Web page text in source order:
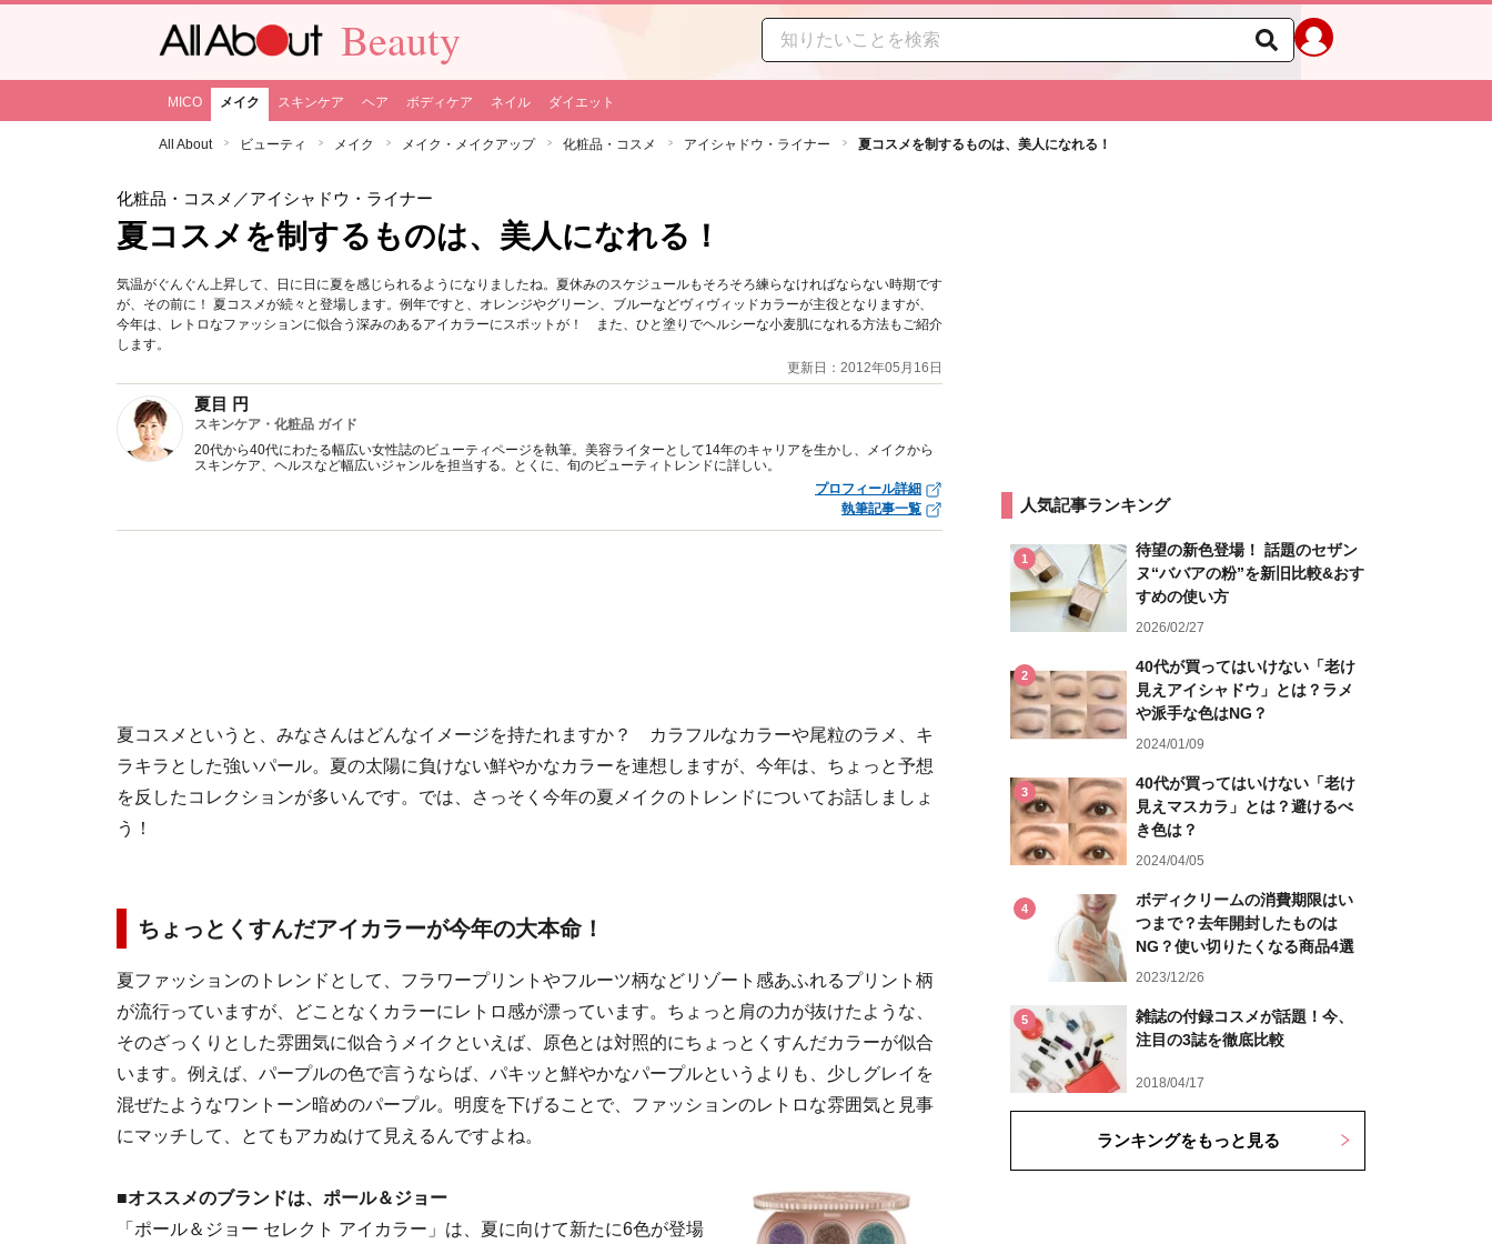
Beauty
MICO メイク スキンケア ヘア ボディケア ネイル ダイエット
All About ビューティ メイク メイク・メイクアップ 化粧品・コスメ アイシャドウ・ライナー 夏コスメを制するものは、美人になれる！
化粧品・コスメ ／アイシャドウ・ライナー
夏コスメを制するものは、美人になれる！
気温がぐんぐん上昇して、日に日に夏を感じられるようになりましたね。夏休みのスケジュールもそろそろ練らなければならない時期です
が、その前に！ 夏コスメが続々と登場します。例年ですと、オレンジやグリーン、ブルーなどヴィヴィッドカラーが主役となりますが、
今年は、レトロなファッションに似合う深みのあるアイカラーにスポットが！ また、ひと塗りでヘルシーな小麦肌になれる方法もご紹介
します。
更新日：2012年05月16日
夏目 円
スキンケア・化粧品 ガイド
20代から40代にわたる幅広い女性誌のビューティページを執筆。美容ライターとして14年のキャリアを生かし、メイクから
スキンケア、ヘルスなど幅広いジャンルを担当する。とくに、旬のビューティトレンドに詳しい。
プロフィール詳細
執筆記事一覧
夏コスメというと、みなさんはどんなイメージを持たれますか？ カラフルなカラーや尾粒のラメ、キ
ラキラとした強いパール。夏の太陽に負けない鮮やかなカラーを連想しますが、今年は、ちょっと予想
を反したコレクションが多いんです。では、さっそく今年の夏メイクのトレンドについてお話しましょ
う！
ちょっとくすんだアイカラーが今年の大本命！
夏ファッションのトレンドとして、フラワープリントやフルーツ柄などリゾート感あふれるプリント柄
が流行っていますが、どことなくカラーにレトロ感が漂っています。ちょっと肩の力が抜けたような、
そのざっくりとした雰囲気に似合うメイクといえば、原色とは対照的にちょっとくすんだカラーが似合
います。例えば、パープルの色で言うならば、パキッと鮮やかなパープルというよりも、少しグレイを
混ぜたようなワントーン暗めのパープル。明度を下げることで、ファッションのレトロな雰囲気と見事
にマッチして、とてもアカぬけて見えるんですよね。
■オススメのブランドは、ポール＆ジョー
「ポール＆ジョー セレクト アイカラー」は、夏に向けて新たに6色が登場
人気記事ランキング
1
待望の新色登場！ 話題のセザン
ヌ“ババアの粉”を新旧比較&おす
すめの使い方
2026/02/27
2
40代が買ってはいけない「老け
見えアイシャドウ」とは？ラメ
や派手な色はNG？
2024/01/09
3
40代が買ってはいけない「老け
見えマスカラ」とは？避けるべ
き色は？
2024/04/05
4
ボディクリームの消費期限はい
つまで？去年開封したものは
NG？使い切りたくなる商品4選
2023/12/26
5
雑誌の付録コスメが話題！今、
注目の3誌を徹底比較
2018/04/17
ランキングをもっと見る